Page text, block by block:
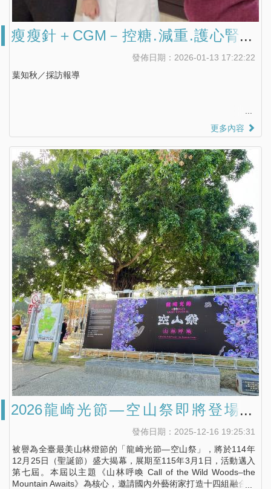
瘦瘦針＋CGM－控糖.減重.護心腎｜
奇美醫院打造糖尿病照護新模式
發佈日期：2026-01-13 17:22:22
葉知秋／採訪報導
更多內容
2026龍崎光節—空山祭即將登場｜
《山林呼喚》體驗冬日的光影魅力
發佈日期：2025-12-16 19:25:31
被譽為全臺最美山林燈節的「龍崎光節—空山祭」，將於114年
12月25日（聖誕節）盛大揭幕，展期至115年3月1日，活動邁入
第七屆。本屆以主題《山林呼喚 Call of the Wild Woods–the
Mountain Awaits》為核心，邀請國內外藝術家打造十四組融合地